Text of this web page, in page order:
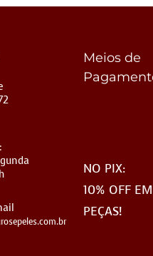
Meios de
NO PIX:
10% OFF
PEÇAS!